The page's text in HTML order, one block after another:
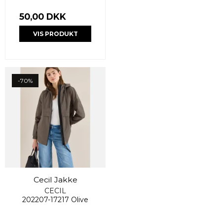
50,00 DKK
VIS PRODUKT
-70%
Cecil Jakke
CECIL
202207-17217 Olive